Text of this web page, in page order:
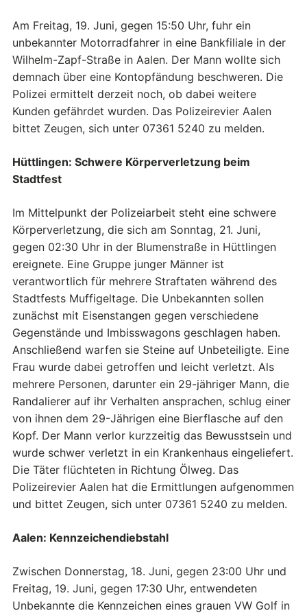
Am Freitag, 19. Juni, gegen 15:50 Uhr, fuhr ein
unbekannter Motorradfahrer in eine Bankfiliale in der
Wilhelm-Zapf-Straße in Aalen. Der Mann wollte sich
demnach über eine Kontopfändung beschweren. Die
Polizei ermittelt derzeit noch, ob dabei weitere
Kunden gefährdet wurden. Das Polizeirevier Aalen
bittet Zeugen, sich unter 07361 5240 zu melden.
Hüttlingen: Schwere Körperverletzung beim
Stadtfest
Im Mittelpunkt der Polizeiarbeit steht eine schwere
Körperverletzung, die sich am Sonntag, 21. Juni,
gegen 02:30 Uhr in der Blumenstraße in Hüttlingen
ereignete. Eine Gruppe junger Männer ist
verantwortlich für mehrere Straftaten während des
Stadtfests Muffigeltage. Die Unbekannten sollen
zunächst mit Eisenstangen gegen verschiedene
Gegenstände und Imbisswagons geschlagen haben.
Anschließend warfen sie Steine auf Unbeteiligte. Eine
Frau wurde dabei getroffen und leicht verletzt. Als
mehrere Personen, darunter ein 29-jähriger Mann, die
Randalierer auf ihr Verhalten ansprachen, schlug einer
von ihnen dem 29-Jährigen eine Bierflasche auf den
Kopf. Der Mann verlor kurzzeitig das Bewusstsein und
wurde schwer verletzt in ein Krankenhaus eingeliefert.
Die Täter flüchteten in Richtung Ölweg. Das
Polizeirevier Aalen hat die Ermittlungen aufgenommen
und bittet Zeugen, sich unter 07361 5240 zu melden.
Aalen: Kennzeichendiebstahl
Zwischen Donnerstag, 18. Juni, gegen 23:00 Uhr und
Freitag, 19. Juni, gegen 17:30 Uhr, entwendeten
Unbekannte die Kennzeichen eines grauen VW Golf in